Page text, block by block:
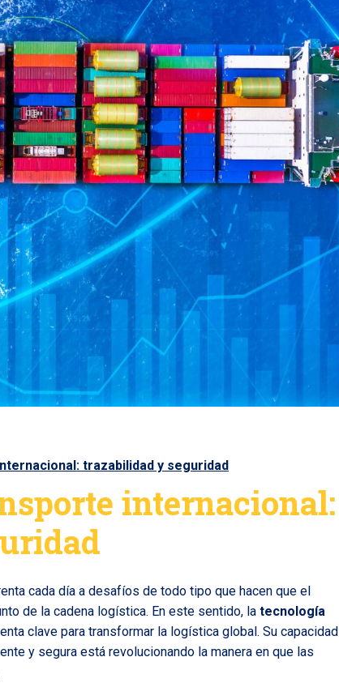
trazabilidad y seguridad
internacional:
cada día a desafíos de todo tipo que hacen que el
de la cadena logística. En este sentido, la tecnología
clave para transformar la logística global. Su capacidad
y segura está revolucionando la manera en que las